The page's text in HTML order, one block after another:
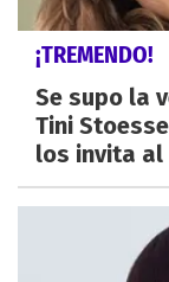
¡TREMENDO!
Se supo la
Tini
los invita